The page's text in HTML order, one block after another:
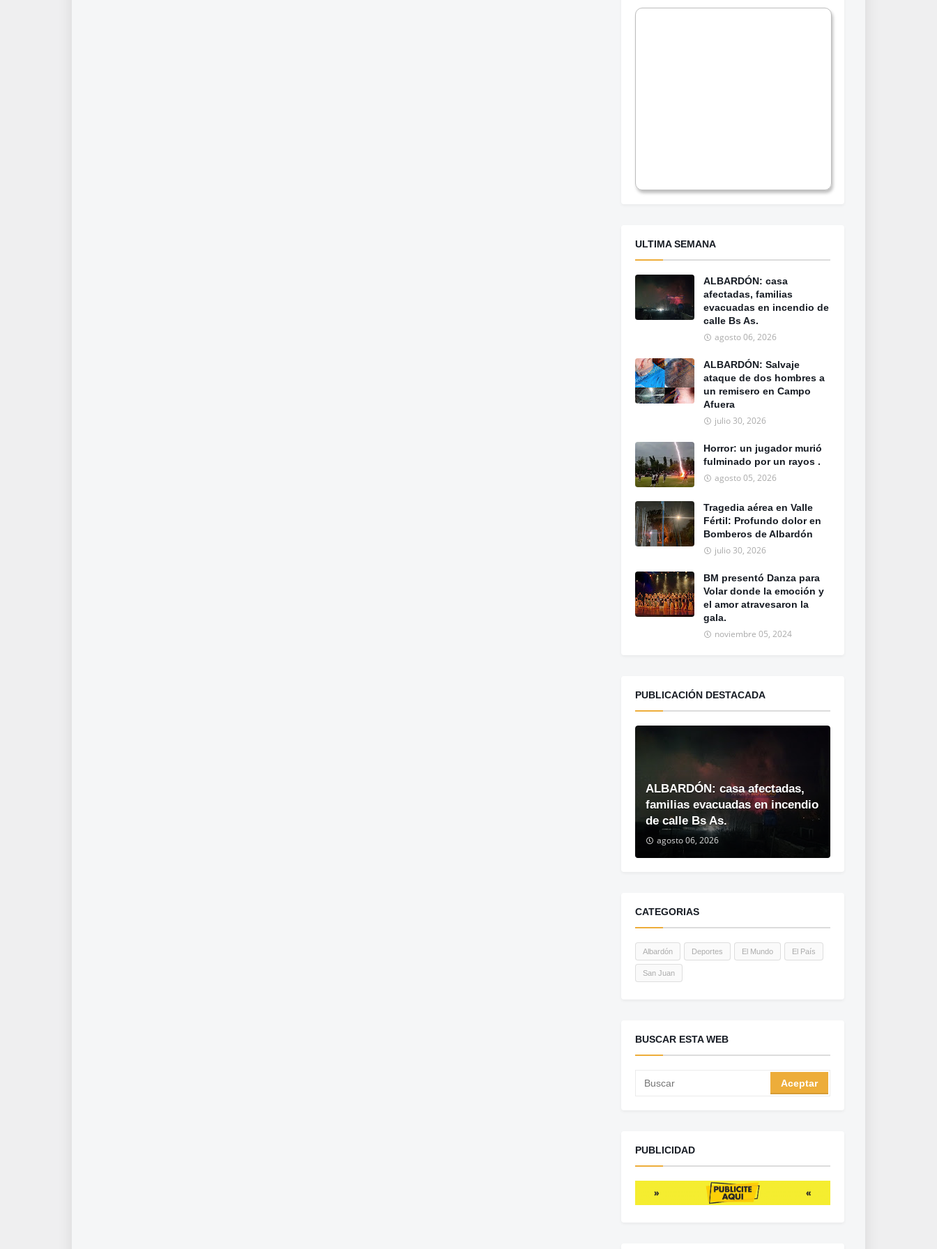
ULTIMA SEMANA
ALBARDÓN: casa
afectadas, familias
evacuadas en incendio de
calle Bs As.
agosto 06, 2026
ALBARDÓN: Salvaje
ataque de dos hombres a
un remisero en Campo
Afuera
julio 30, 2026
Horror: un jugador murió
fulminado por un rayos .
agosto 05, 2026
Tragedia aérea en Valle
Fértil: Profundo dolor en
Bomberos de Albardón
julio 30, 2026
BM presentó Danza para
Volar donde la emoción y
el amor atravesaron la
gala.
noviembre 05, 2024
PUBLICACIÓN DESTACADA
ALBARDÓN: casa afectadas,
familias evacuadas en incendio
de calle Bs As.
agosto 06, 2026
CATEGORIAS
Albardón Deportes El Mundo El País
San Juan
BUSCAR ESTA WEB
PUBLICIDAD